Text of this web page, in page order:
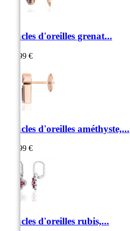
Boucles d'oreilles grenat...
479,99 €
Boucles d'oreilles améthyste,...
699,99 €
Boucles d'oreilles rubis,...